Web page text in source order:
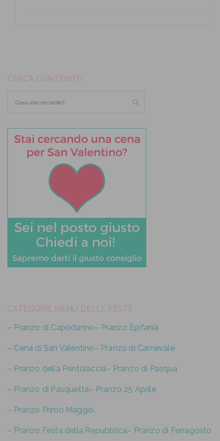
CERCA CONTENUTI
CATEGORIE MENU’ DELLE FESTE
– Pranzo di Capodanno– Pranzo Epifania
– Cena di San Valentino– Pranzo di Carnevale
– Pranzo della Pentolaccia– Pranzo di Pasqua
– Pranzo di Pasquetta– Pranzo 25 Aprile
– Pranzo Primo Maggio
– Pranzo Festa della Repubblica– Pranzo di Ferragosto